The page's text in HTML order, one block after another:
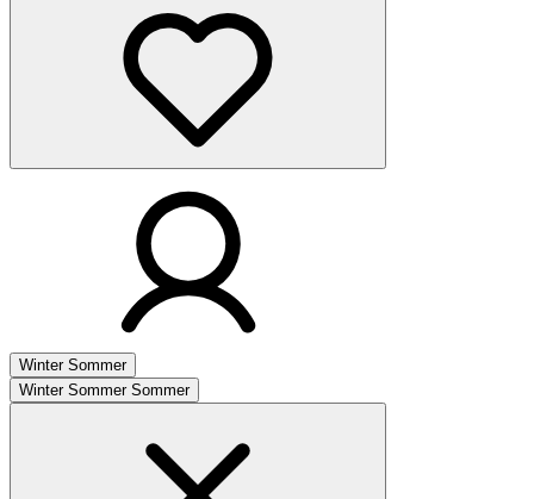
Winter Sommer
Winter Sommer Sommer